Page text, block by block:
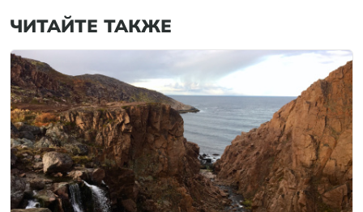
ЧИТАЙТЕ ТАКЖЕ